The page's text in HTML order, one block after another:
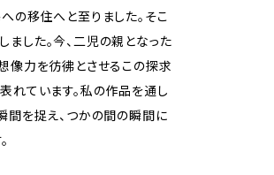
の移住へと至りました。そこ
した。今、二児の親となった
像力を彷彿とさせるこの探求
れています。私の作品を通し
間を捉え、つかの間の瞬間に